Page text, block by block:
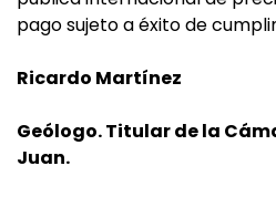
pago sujeto a éxito de
Ricardo Martínez
Geólogo. Titular de la
Juan.